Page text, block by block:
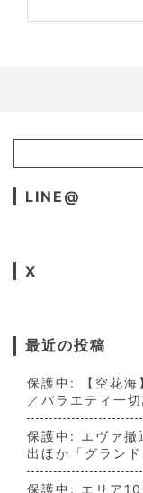
LINE@
X
最近の投稿
保護中: 【空花
／バラエティ一
保護中: エヴァ撤
出ほか「グラン
保護中: エリア